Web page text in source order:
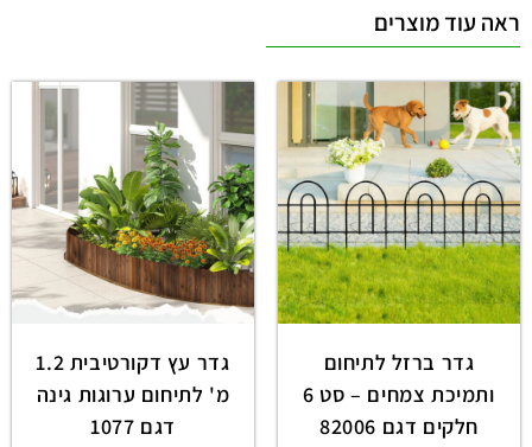
ראה עוד מוצרים
גדר ברזל לתיחום
ותמיכת צמחים – סט 6
חלקים דגם 82006
גדר עץ דקורטיבית 1.2
מ' לתיחום ערוגות גינה
דגם 1077